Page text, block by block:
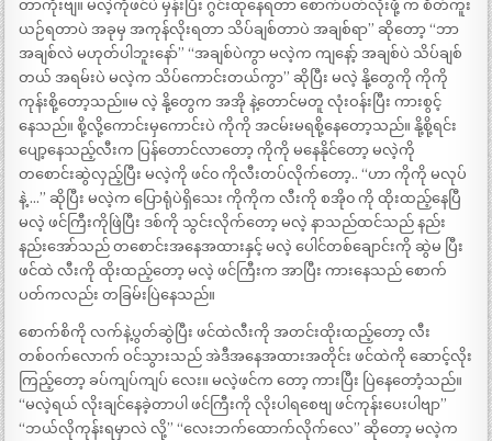
တာကိုးဗျ။ မလဲ့ကိုဖင်ပဲ မှန်းပြီး ဂွင်းထုနေရတာ စောက်ပတ်လိုးဖို့ က စိတ်ကူး
ယဉ်ရတာပဲ အခုမှ အကုန်လိုးရတာ သိပ်ချစ်တာပဲ အချစ်ရာ” ဆိုတော့ “ဘာ
အချစ်လဲ မဟုတ်ပါဘူးနော်” “အချစ်ပဲကွာ မလဲ့က ကျနော့် အချစ်ပဲ သိပ်ချစ်
တယ် အရမ်းပဲ မလဲ့က သိပ်ကောင်းတယ်ကွာ” ဆိုပြီး မလဲ့ နို့တွေကို ကိုကို
ကုန်းစို့တော့သည်။မ လဲ့ နို့တွေက အအို နဲ့တောင်မတူ လုံးဝန်းပြီး ကားစွင့်
နေသည်။ စို့လို့ကောင်းမှကောင်းပဲ ကိုကို အငမ်းမရစို့နေတော့သည်။ နို့စို့ရင်း
ပျော့နေသည့်လီးက ပြန်တောင်လာတော့ ကိုကို မနေနိုင်တော့ မလဲ့ကို
တစောင်းဆွဲလှည့်ပြီး မလဲ့ကို ဖင်၀ ကိုလီးတပ်လိုက်တော့.. “ဟာ ကိုကို မလုပ်
နဲ့ …” ဆိုပြီး မလဲ့က ပြောရုံပဲရှိသေး ကိုကိုက လီးကို စအို၀ ကို ထိုးထည့်နေပြီ
မလဲ့ ဖင်ကြီးကိုဖြဲပြီး ဒစ်ကို သွင်းလိုက်တော့ မလဲ့ နာသည်ထင်သည် နည်း
နည်းအော်သည် တစောင်းအနေအထားနှင့် မလဲ့ ပေါင်တစ်ချောင်းကို ဆွဲမ ပြီး
ဖင်ထဲ လီးကို ထိုးထည့်တော့ မလဲ့ ဖင်ကြီးက အာပြီး ကားနေသည် စောက်
ပတ်ကလည်း တခြမ်းပြဲနေသည်။
စောက်စိကို လက်နဲ့ပွတ်ဆွဲပြီး ဖင်ထဲလီးကို အတင်းထိုးထည့်တော့ လီး
တစ်ဝက်လောက် ဝင်သွားသည် အဲဒီအနေအထားအတိုင်း ဖင်ထဲကို ဆောင့်လိုး
ကြည့်တော့ ခပ်ကျပ်ကျပ် လေး။ မလဲ့ဖင်က တော့ ကားပြီး ပြဲနေတောံ့သည်။
“မလဲ့ရယ် လိုးချင်နေခဲ့တာပါ ဖင်ကြီးကို လိုးပါရစေဗျ ဖင်ကုန်းပေးပါဗျာ”
“ဘယ်လိုကုန်းရမှာလဲ လို့” “လေးဘက်ထောက်လိုက်လေ” ဆိုတော့ မလဲ့က